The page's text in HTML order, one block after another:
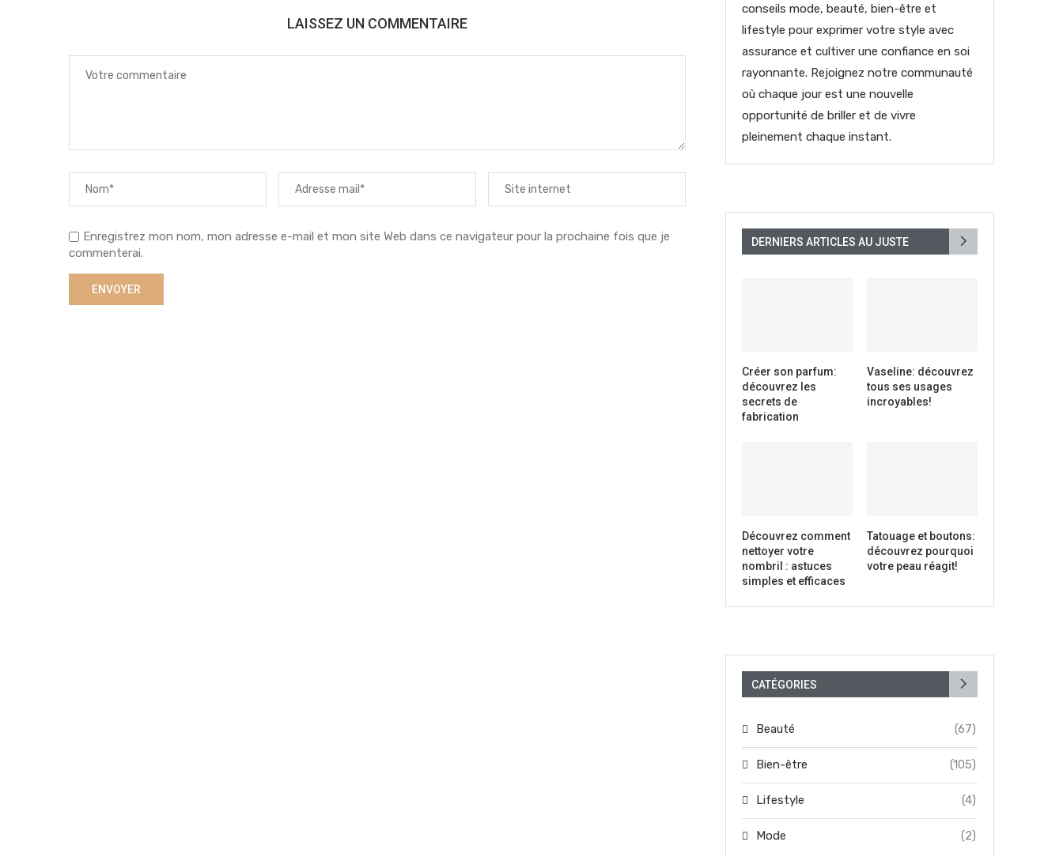
LAISSEZ UN COMMENTAIRE
Enregistrez mon nom, mon adresse e-mail et mon site Web dans ce navigateur pour la prochaine fois que je
commenterai.
conseils mode, beauté, bien-être et
lifestyle pour exprimer votre style avec
assurance et cultiver une confiance en soi
rayonnante. Rejoignez notre communauté
où chaque jour est une nouvelle
opportunité de briller et de vivre
pleinement chaque instant.
DERNIERS ARTICLES AU JUSTE
Créer son parfum:
découvrez les
secrets de
fabrication
Vaseline: découvrez
tous ses usages
incroyables!
Découvrez comment
nettoyer votre
nombril : astuces
simples et efficaces
Tatouage et boutons:
découvrez pourquoi
votre peau réagit!
CATÉGORIES
Beauté (67)
Bien-être (105)
Lifestyle (4)
Mode (2)